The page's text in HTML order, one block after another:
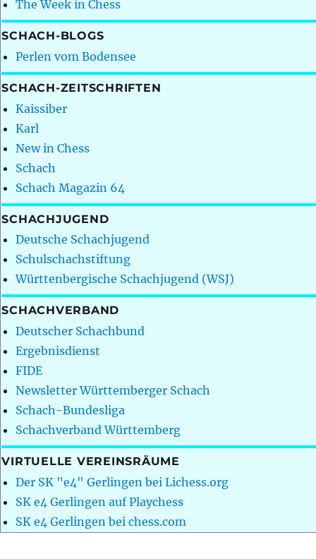
The Week in Chess
SCHACH-BLOGS
Perlen vom Bodensee
SCHACH-ZEITSCHRIFTEN
Kaissiber
Karl
New in Chess
Schach
Schach Magazin 64
SCHACHJUGEND
Deutsche Schachjugend
Schulschachstiftung
Württenbergische Schachjugend (WSJ)
SCHACHVERBAND
Deutscher Schachbund
Ergebnisdienst
FIDE
Newsletter Württemberger Schach
Schach-Bundesliga
Schachverband Württemberg
VIRTUELLE VEREINSRÄUME
Der SK "e4" Gerlingen bei Lichess.org
SK e4 Gerlingen auf Playchess
SK e4 Gerlingen bei chess.com